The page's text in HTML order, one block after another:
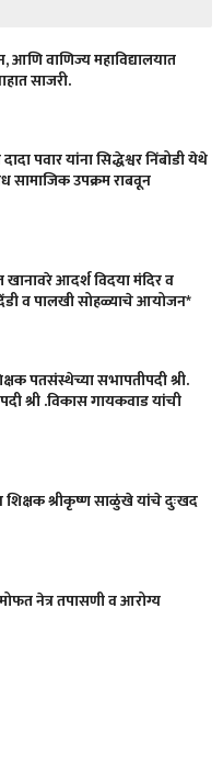
आणि वाणिज्य महाविद्यालयात
साजरी.
पवार यांना सिद्धेश्वर निंबोडी येथे
सामाजिक उपक्रम राबवून
आदर्श विदया मंदिर व
व पालखी सोहळ्याचे आयोजन*
पतसंस्थेच्या सभापतीपदी श्री.
श्री .विकास गायकवाड यांची
शिक्षक श्रीकृष्ण साळुंखे यांचे दुःखद
मोफत नेत्र तपासणी व आरोग्य